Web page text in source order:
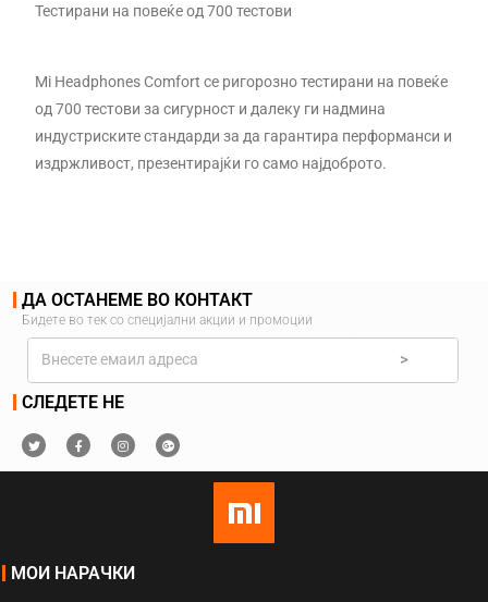
Тестирани на повеќе од 700 тестови
Mi Headphones Comfort се ригорозно тестирани на повеќе
од 700 тестови за сигурност и далеку ги надмина
индустриските стандарди за да гарантира перформанси и
издржливост, презентирајќи го само најдоброто.
ДА ОСТАНЕМЕ ВО КОНТАКТ
Бидете во тек со специјални акции и промоции
>
СЛЕДЕТЕ НЕ
МОИ НАРАЧКИ